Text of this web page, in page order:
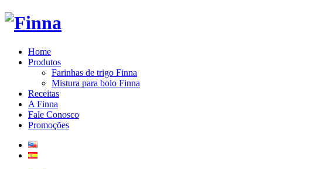
Home
Produtos
Farinhas de trigo Finna
Mistura para bolo Finna
Receitas
A Finna
Fale Conosco
Promoções